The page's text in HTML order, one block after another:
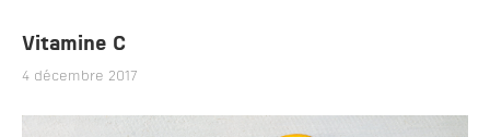
Vitamine C
4 décembre 2017